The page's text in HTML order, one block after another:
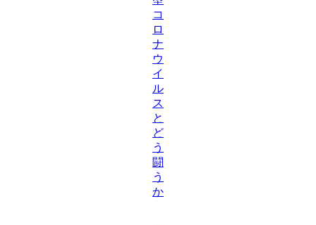
コ
ロ
ナ
ウ
イ
ル
ス
と
ど
う
闘
う
か